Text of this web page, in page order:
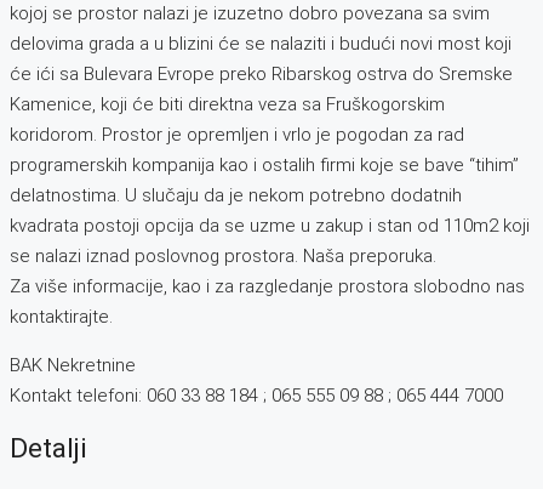
kojoj se prostor nalazi je izuzetno dobro povezana sa svim
delovima grada a u blizini će se nalaziti i budući novi most koji
će ići sa Bulevara Evrope preko Ribarskog ostrva do Sremske
Kamenice, koji će biti direktna veza sa Fruškogorskim
koridorom. Prostor je opremljen i vrlo je pogodan za rad
programerskih kompanija kao i ostalih firmi koje se bave “tihim”
delatnostima. U slučaju da je nekom potrebno dodatnih
kvadrata postoji opcija da se uzme u zakup i stan od 110m2 koji
se nalazi iznad poslovnog prostora. Naša preporuka.
Za više informacije, kao i za razgledanje prostora slobodno nas
kontaktirajte.
BAK Nekretnine
Kontakt telefoni: 060 33 88 184 ; 065 555 09 88 ; 065 444 7000
Detalji